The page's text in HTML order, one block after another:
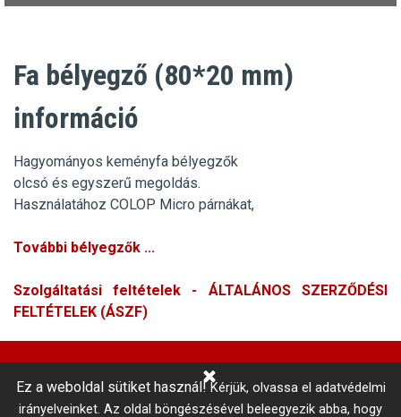
Fa bélyegző (80*20 mm)
információ
Hagyományos keményfa bélyegzők
olcsó és egyszerű megoldás.
Használatához COLOP Micro párnákat,
További bélyegzők ...
Szolgáltatási feltételek - ÁLTALÁNOS SZERZŐDÉSI
FELTÉTELEK (ÁSZF)
Központi Autókulcsmásolás
Ez a weboldal sütiket használ!Kérjük, olvassa el adatvédelmi
irányelveinket. Az oldal böngészésével beleegyezik abba, hogy